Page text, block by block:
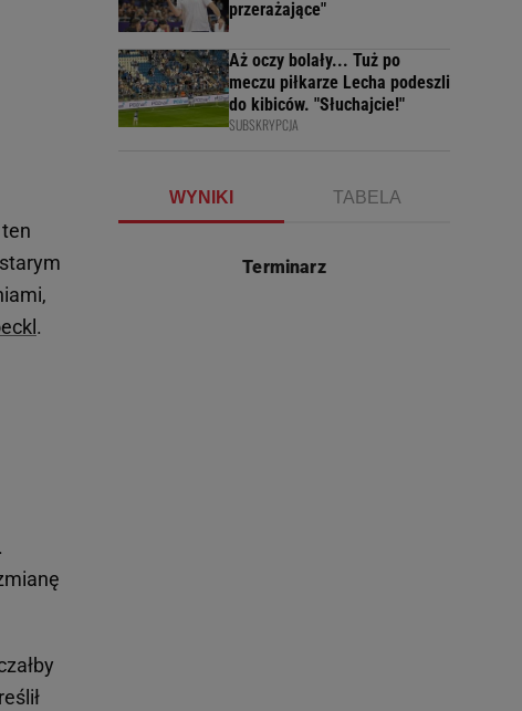
.
.
przerażające"
Aż oczy bolały... Tuż po
meczu piłkarze Lecha podeszli
do kibiców. "Słuchajcie!"
SUBSKRYPCJA
WYNIKI TABELA
Terminarz